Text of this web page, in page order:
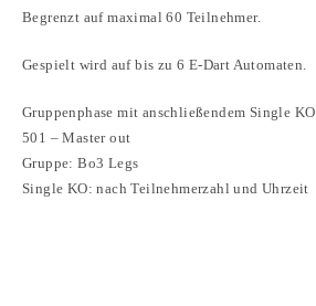
Begrenzt auf maximal 60 Teilnehmer.
Gespielt wird auf bis zu 6 E-Dart Automaten.
Gruppenphase mit anschließendem Single KO
501 – Master out
Gruppe: Bo3 Legs
Single KO: nach Teilnehmerzahl und Uhrzeit